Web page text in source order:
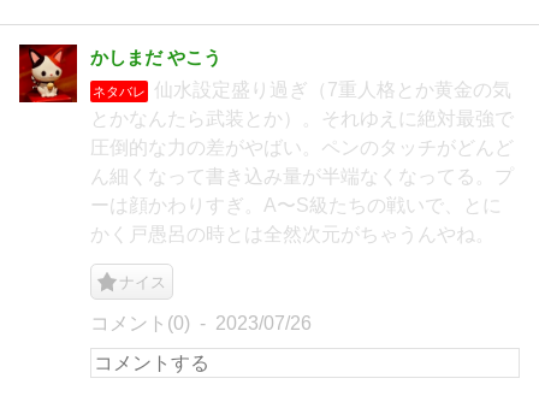
かしまだ やこう
ネタバレ
仙水設定盛り過ぎ（7重人格とか黄金の気
とかなんたら武装とか）。それゆえに絶対最強で
圧倒的な力の差がやばい。ペンのタッチがどんど
ん細くなって書き込み量が半端なくなってる。プ
ーは顔かわりすぎ。A〜S級たちの戦いで、とに
かく戸愚呂の時とは全然次元がちゃうんやね。
ナイス
コメント(0) 2023/07/26